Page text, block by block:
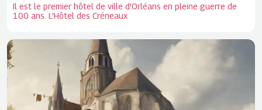
Il est le premier hôtel de ville d'Orléans en pleine guerre de
100 ans. L'Hôtel des Créneaux